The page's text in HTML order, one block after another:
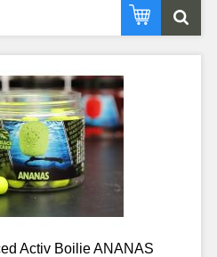
odvislá na aktuálních okolnostech. V
naopak při vysoké aktivitě ryb a teplé
je po vytažení z vody ještě dostatečně
uloveni i 4 kapři.
součástí zásoby nástrah všech, co si
času. Vyzkoušejte nástrahy, které
uzavřený okruh rybářů!
nejchladnější vodě
po vhození do vody
pro lov na závodech
vyberete tu zprávnou pro vaši vodu
feeder
Activ Boilie ANANAS